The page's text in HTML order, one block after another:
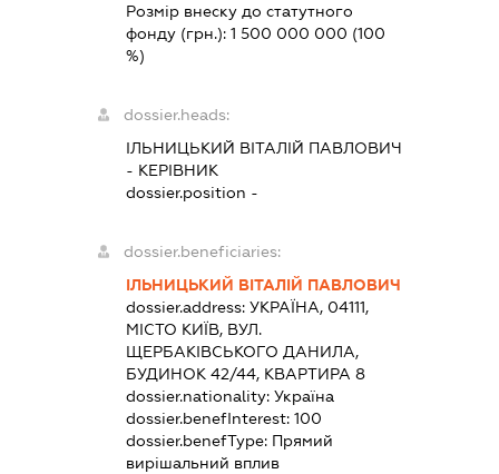
Розмір внеску до статутного
фонду (грн.): 1 500 000 000 (100
%)
dossier.heads:
ІЛЬНИЦЬКИЙ ВІТАЛІЙ ПАВЛОВИЧ
- КЕРІВНИК
dossier.position -
dossier.beneficiaries:
ІЛЬНИЦЬКИЙ ВІТАЛІЙ ПАВЛОВИЧ
dossier.address: УКРАЇНА, 04111,
МІСТО КИЇВ, ВУЛ.
ЩЕРБАКІВСЬКОГО ДАНИЛА,
БУДИНОК 42/44, КВАРТИРА 8
dossier.nationality: Україна
dossier.benefInterest: 100
dossier.benefType: Прямий
вирішальний вплив